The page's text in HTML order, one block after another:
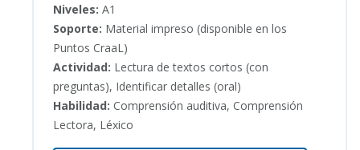
Niveles: A1
Soporte: Material impreso (disponible en los
Puntos CraaL)
Actividad: Lectura de textos cortos (con
preguntas), Identificar detalles (oral)
Habilidad: Comprensión auditiva, Comprensión
Lectora, Léxico